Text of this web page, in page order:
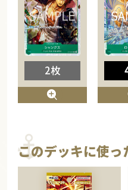
2枚
このデッキに使っ